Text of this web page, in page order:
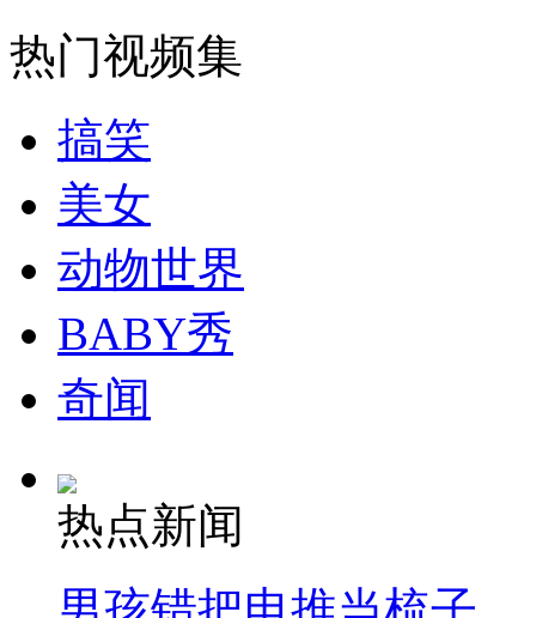
热门视频集
搞笑
美女
动物世界
BABY秀
奇闻
热点新闻